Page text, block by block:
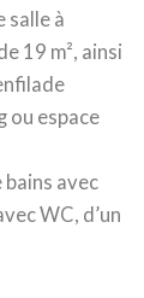
salle à
19 m², ainsi
ou espace
bains avec
WC, d’un